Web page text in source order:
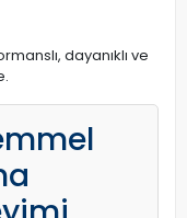
dayanıklı ve